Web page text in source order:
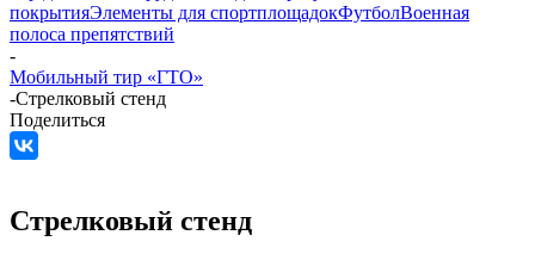
покрытияЭлементы для спортплощадокФутболВоенная
полоса препятствий
-
Мобильный тир «ГТО»
-Стрелковый стенд
Поделиться
Стрелковый стенд